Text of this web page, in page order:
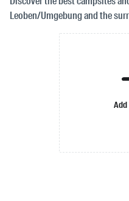
Leoben/Umgebung and the
Add